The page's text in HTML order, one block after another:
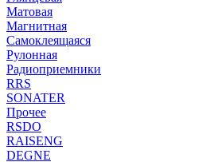
Матовая
Магнитная
Самоклеящаяся
Рулонная
Радиоприемники
RRS
SONATER
Прочее
RSDO
RAISENG
DEGNE